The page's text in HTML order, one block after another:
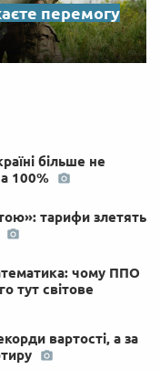
перемогу
більше не
100%
тарифи злетять
чому ППО
тут світове
вартості, а за